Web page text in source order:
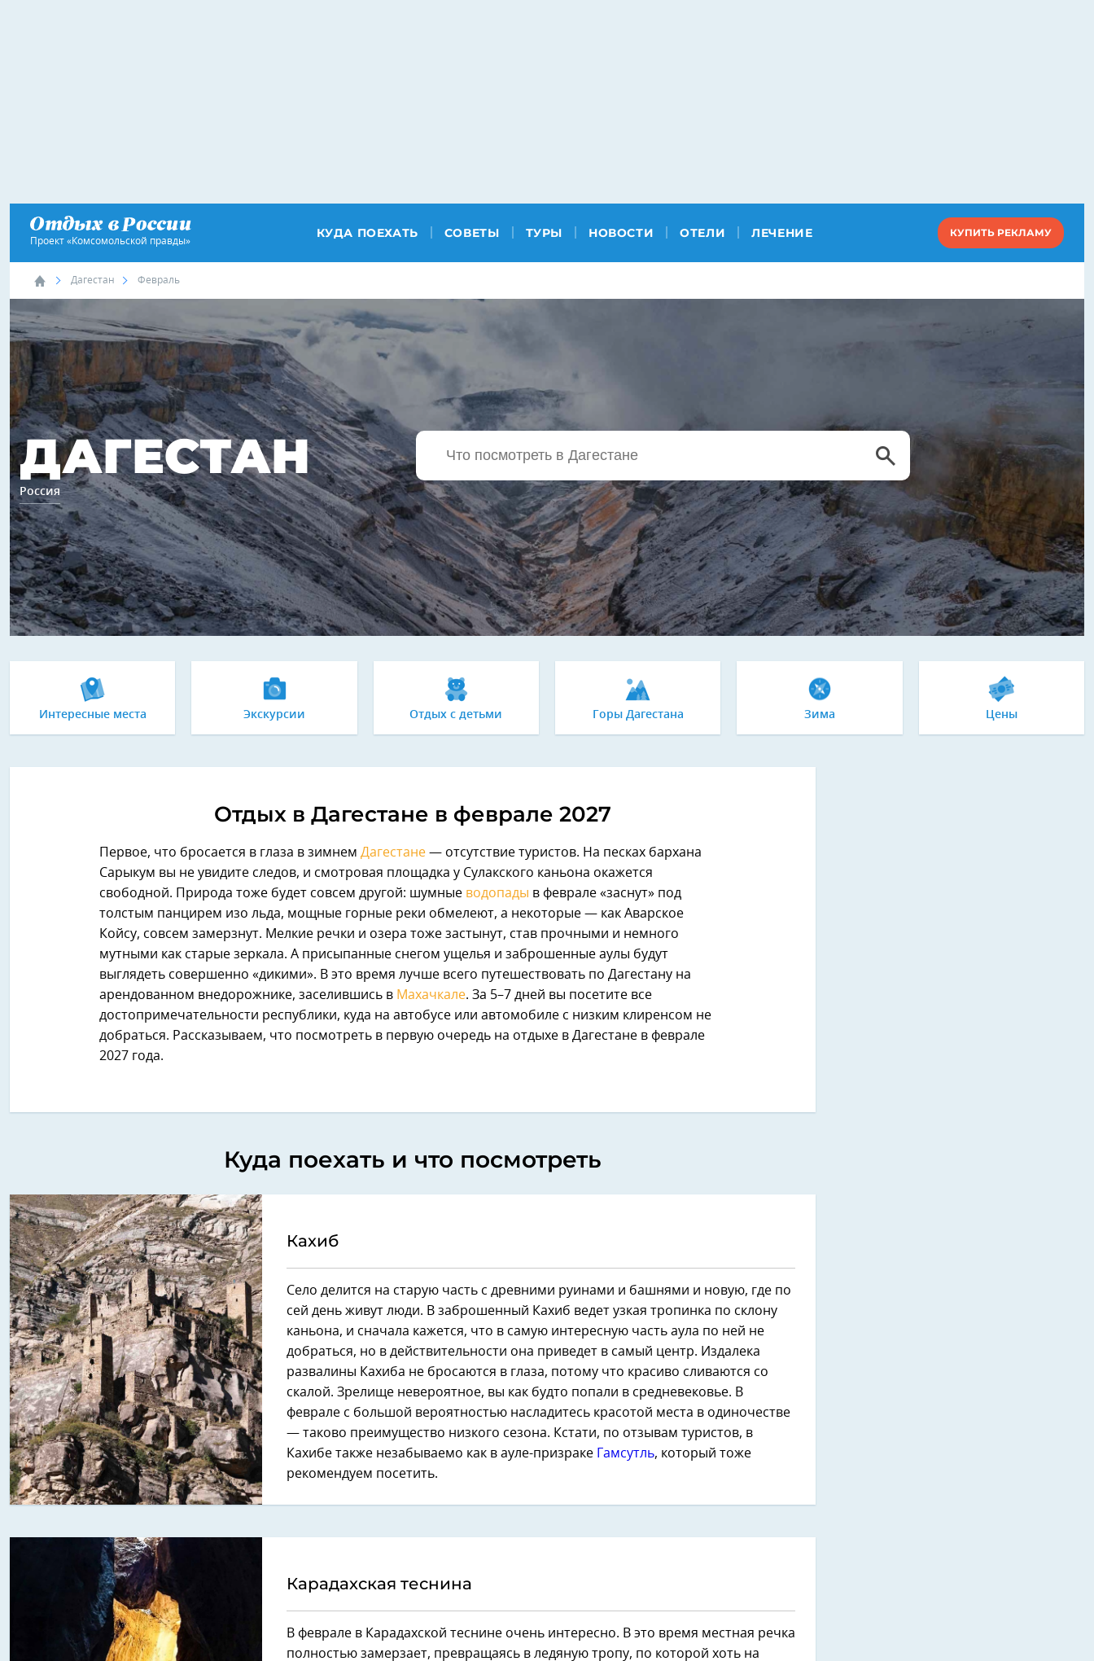
Проект «Комсомольской правды»
КУДА ПОЕХАТЬ СОВЕТЫ ТУРЫ НОВОСТИ ОТЕЛИ ЛЕЧЕНИЕ КУПИТЬ РЕКЛАМУ
Дагестан Февраль
ДАГЕСТАН
Россия
Интересные места Экскурсии Отдых с детьми Горы Дагестана Зима Цены
Отдых в Дагестане в феврале 2027
Первое, что бросается в глаза в зимнем Дагестане — отсутствие туристов. На песках бархана
Сарыкум вы не увидите следов, и смотровая площадка у Сулакского каньона окажется
свободной. Природа тоже будет совсем другой: шумные водопады в феврале «заснут» под
толстым панцирем изо льда, мощные горные реки обмелеют, а некоторые — как Аварское
Койсу, совсем замерзнут. Мелкие речки и озера тоже застынут, став прочными и немного
мутными как старые зеркала. А присыпанные снегом ущелья и заброшенные аулы будут
выглядеть совершенно «дикими». В это время лучше всего путешествовать по Дагестану на
арендованном внедорожнике, заселившись в Махачкале. За 5–7 дней вы посетите все
достопримечательности республики, куда на автобусе или автомобиле с низким клиренсом не
добраться. Рассказываем, что посмотреть в первую очередь на отдыхе в Дагестане в феврале
2027 года.
Куда поехать и что посмотреть
Кахиб
Село делится на старую часть с древними руинами и башнями и новую, где по
сей день живут люди. В заброшенный Кахиб ведет узкая тропинка по склону
каньона, и сначала кажется, что в самую интересную часть аула по ней не
добраться, но в действительности она приведет в самый центр. Издалека
развалины Кахиба не бросаются в глаза, потому что красиво сливаются со
скалой. Зрелище невероятное, вы как будто попали в средневековье. В
феврале с большой вероятностью насладитесь красотой места в одиночестве
— таково преимущество низкого сезона. Кстати, по отзывам туристов, в
Кахибе также незабываемо как в ауле-призраке
Гамсутль, который тоже
рекомендуем посетить.
Карадахская теснина
В феврале в Карадахской теснине очень интересно. В это время местная речка
полностью замерзает, превращаясь в ледяную тропу, по которой хоть на